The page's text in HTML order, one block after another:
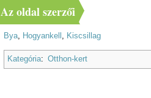
Az oldal szerzői
Bya, Hogyankell , Kiscsillag
Kategória: Otthon-kert